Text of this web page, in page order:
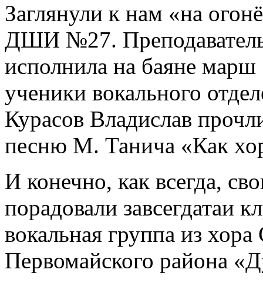
Заглянули к нам «на
ДШИ №27.
исполнила на баяне
ученики вокального
Курасов Владислав
песню М. Танича «Как
И конечно, как всегда,
порадовали завсегдатаи
вокальная группа из хора
Первомайского района